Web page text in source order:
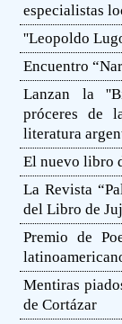
especialistas
''Leopoldo
Encuentro
Lanzan la
próceres de
literatura
El nuevo libro
La Revista
del Libro de
Premio de
Mentiras
de Cortázar